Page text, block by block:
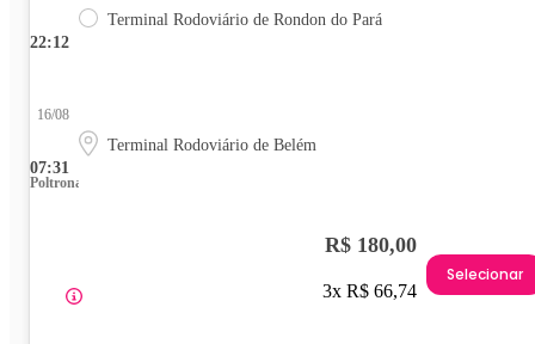
22:12
Terminal Rodoviário de Rondon do Pará
07:31
16/08
Terminal Rodoviário de Belém
Poltrona
R$ 180,00
3x R$ 66,74
Selecionar